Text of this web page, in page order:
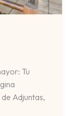
Tu
Adjuntas,